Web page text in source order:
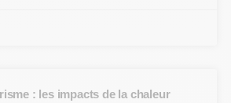
: les impacts de la chaleur